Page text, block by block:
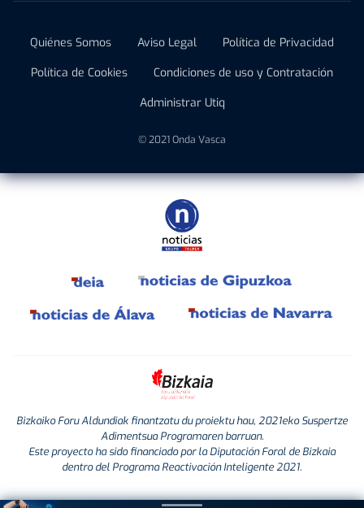
Quiénes Somos Aviso Legal
Política de Privacidad
Política de Cookies
Condiciones de uso y Contratación
Administrar Utiq
© 2021 Onda Vasca
Bizkaiko Foru Aldundiak finantzatu du proiektu hau, 2021eko Suspertze
Adimentsua Programaren barruan.
Este proyecto ha sido financiado por la Diputación Foral de Bizkaia
dentro del Programa Reactivación Inteligente 2021.